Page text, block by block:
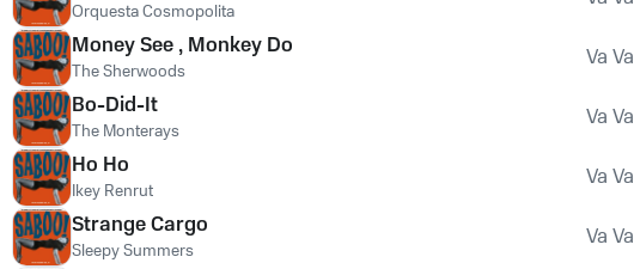
Orquesta Cosmopolita
Money See , Monkey Do
The Sherwoods Va
Bo-Did-It
The Monterays Va
Ho Ho
Ikey Renrut Va
Strange Cargo
Sleepy Summers Va